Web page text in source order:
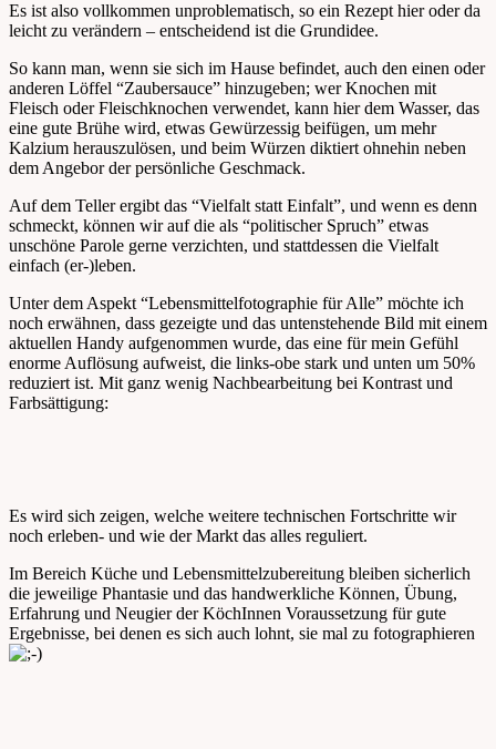
Es ist also vollkommen unproblematisch, so ein Rezept hier oder da
leicht zu verändern – entscheidend ist die Grundidee.
So kann man, wenn sie sich im Hause befindet, auch den einen oder
anderen Löffel “Zaubersauce” hinzugeben; wer Knochen mit
Fleisch oder Fleischknochen verwendet, kann hier dem Wasser, das
eine gute Brühe wird, etwas Gewürzessig beifügen, um mehr
Kalzium herauszulösen, und beim Würzen diktiert ohnehin neben
dem Angebor der persönliche Geschmack.
Auf dem Teller ergibt das “Vielfalt statt Einfalt”, und wenn es denn
schmeckt, können wir auf die als “politischer Spruch” etwas
unschöne Parole gerne verzichten, und stattdessen die Vielfalt
einfach (er-)leben.
Unter dem Aspekt “Lebensmittelfotographie für Alle” möchte ich
noch erwähnen, dass gezeigte und das untenstehende Bild mit einem
aktuellen Handy aufgenommen wurde, das eine für mein Gefühl
enorme Auflösung aufweist, die links-obe stark und unten um 50%
reduziert ist. Mit ganz wenig Nachbearbeitung bei Kontrast und
Farbsättigung:
Es wird sich zeigen, welche weitere technischen Fortschritte wir
noch erleben- und wie der Markt das alles reguliert.
Im Bereich Küche und Lebensmittelzubereitung bleiben sicherlich
die jeweilige Phantasie und das handwerkliche Können, Übung,
Erfahrung und Neugier der KöchInnen Voraussetzung für gute
Ergebnisse, bei denen es sich auch lohnt, sie mal zu fotographieren